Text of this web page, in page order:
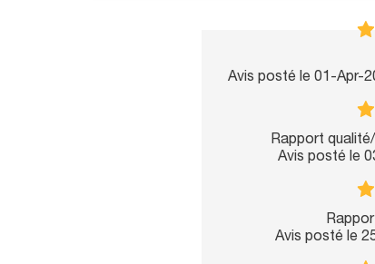
Avis posté le 01-Apr-
Rapport
Avis posté le
Avis posté le